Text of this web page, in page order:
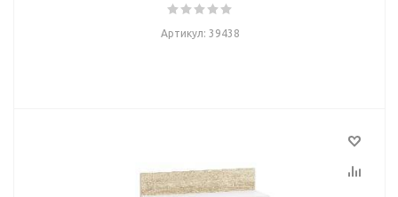
Артикул: 39438